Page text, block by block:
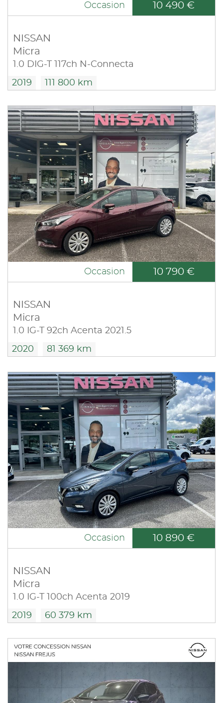
Occasion 10 490 €
NISSAN
Micra
1.0 DIG-T 117ch N-Connecta
2019 111 800 km
Occasion 10 790 €
NISSAN
Micra
1.0 IG-T 92ch Acenta 2021.5
2020 81 369 km
Occasion 10 890 €
NISSAN
Micra
1.0 IG-T 100ch Acenta 2019
2019 60 379 km